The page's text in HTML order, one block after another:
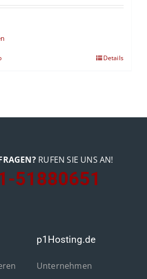
Details
RUFEN SIE UNS AN!
51880651
p1Hosting.de
Unternehmen